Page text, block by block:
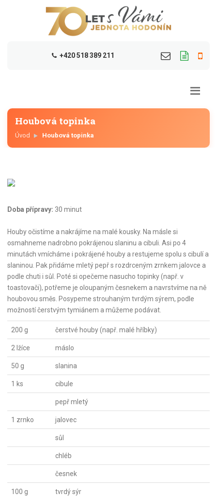
+420 518 389 211
Houbová topinka
Úvod Houbová topinka
Doba přípravy: 30 minut
Houby očistíme a nakrájíme na malé kousky. Na másle si
osmahneme nadrobno pokrájenou slaninu a cibuli. Asi po 4
minutách vmícháme i pokrájené houby a restujeme spolu s cibulí a
slaninou. Pak přidáme mletý pepř s rozdrceným zrnkem jalovce a
podle chuti i sůl. Poté si opečeme nasucho topinky (např. v
toastovači), potřeme je oloupaným česnekem a navrstvíme na ně
houbovou směs. Posypeme strouhaným tvrdým sýrem, podle
možností čerstvým tymiánem a můžeme podávat.
200 g čerstvé houby (např. malé hříbky)
2 lžíce máslo
50 g slanina
1 ks cibule
pepř mletý
1 zrnko jalovec
sůl
chléb
česnek
100 g tvrdý sýr